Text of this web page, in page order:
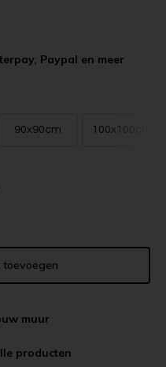
Paypal en meer
90x90cm 100x100cm
muur
producten